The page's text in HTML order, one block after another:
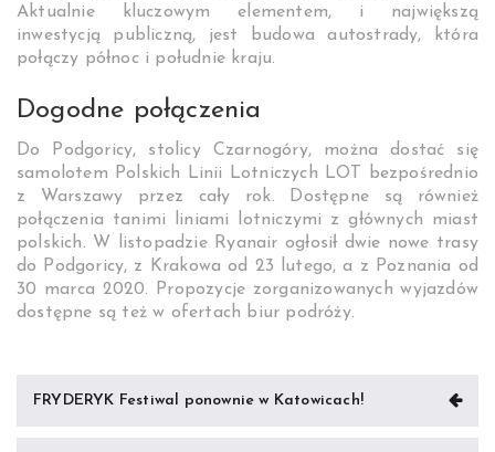
Aktualnie kluczowym elementem, i największą
inwestycją publiczną, jest budowa autostrady, która
połączy północ i południe kraju.
Dogodne połączenia
Do Podgoricy, stolicy Czarnogóry, można dostać się
samolotem Polskich Linii Lotniczych LOT bezpośrednio
z Warszawy przez cały rok. Dostępne są również
połączenia tanimi liniami lotniczymi z głównych miast
polskich. W listopadzie Ryanair ogłosił dwie nowe trasy
do Podgoricy, z Krakowa od 23 lutego, a z Poznania od
30 marca 2020. Propozycje zorganizowanych wyjazdów
dostępne są też w ofertach biur podróży.
Nawigacja
FRYDERYK Festiwal ponownie w Katowicach!